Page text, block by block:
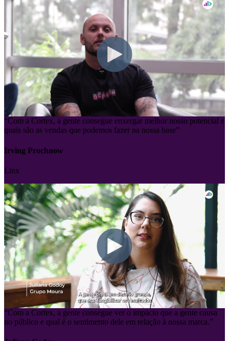
“Com a Cortex, a gente consegue enxergar melhor nosso potencial e
quais são as vendas que podemos fazer na nossa base”
Irving Prochnow
Linx
“Com a Cortex, a gente consegue ver o impacto que a gente causa
no público e qual é o sentimento dele em relação à nossa marca.”
Juliana Godoy